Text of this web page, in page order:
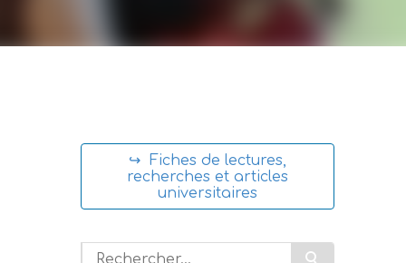
↪ Fiches de lectures,
recherches et articles
universitaires